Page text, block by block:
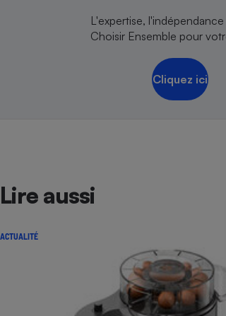
L'expertise,
Choisir Ensemble pour
Cliquez ici
Lire aussi
ACTUALITÉ